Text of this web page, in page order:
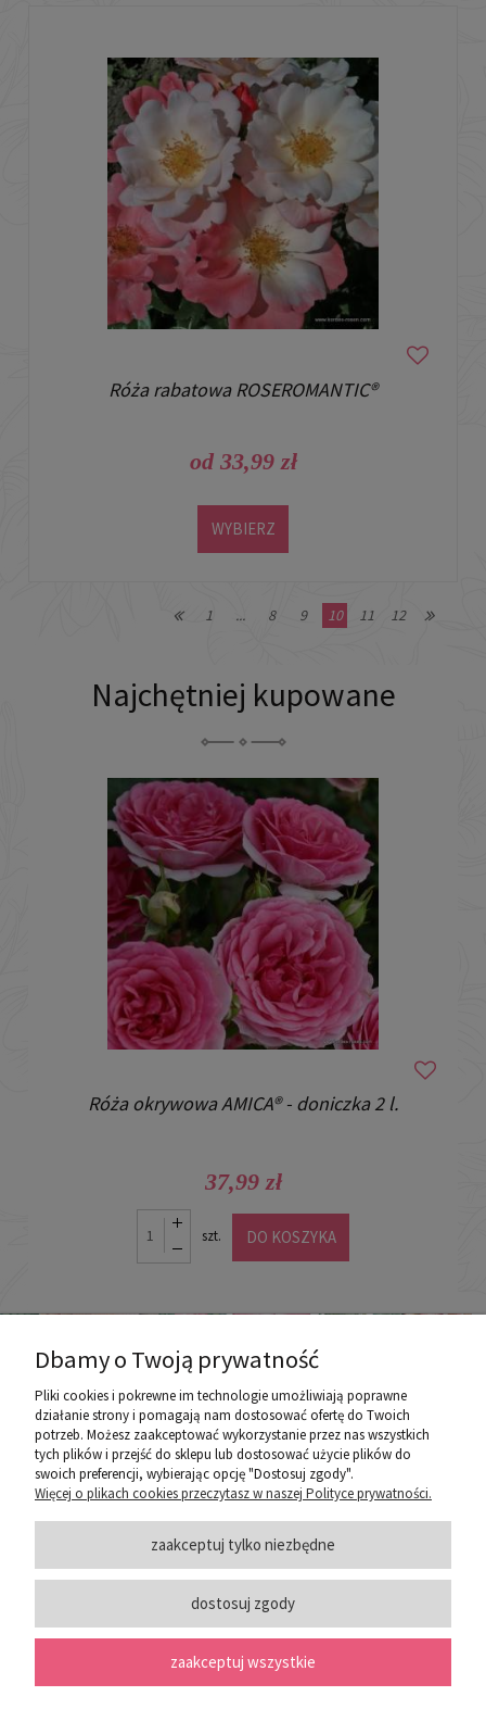
Róża rabatowa ROSEROMANTIC®
od 33,99 zł
WYBIERZ
1 ... 8 9 10 11 12
Najchętniej kupowane
Róża okrywowa AMICA® - doniczka 2 l.
37,99 zł
szt. DO KOSZYKA
poznaj ROZEOGRODOWE.PL
ZASADY SPRZEDAŻY
PORADY
SOCIAL MEDIA
Dbamy o Twoją prywatność
Pliki cookies i pokrewne im technologie umożliwiają poprawne
działanie strony i pomagają nam dostosować ofertę do Twoich
potrzeb. Możesz zaakceptować wykorzystanie przez nas wszystkich
tych plików i przejść do sklepu lub dostosować użycie plików do
swoich preferencji, wybierając opcję "Dostosuj zgody".
Więcej o plikach cookies przeczytasz w naszej Polityce prywatności.
zaakceptuj tylko niezbędne
dostosuj zgody
zaakceptuj wszystkie